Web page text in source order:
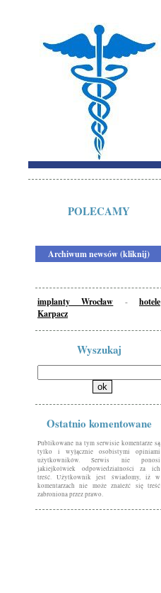
POLECAMY
Archiwum newsów (kliknij)
implanty Wrocław -hotele
Karpacz
Wyszukaj
Ostatnio komentowane
Publikowane na tym serwisie komentarze są
tylko i wyłącznie osobistymi opiniami
użytkowników. Serwis nie ponosi
jakiejkolwiek odpowiedzialności za ich
treść. Użytkownik jest świadomy, iż w
komentarzach nie może znaleźć się treść
zabroniona przez prawo.